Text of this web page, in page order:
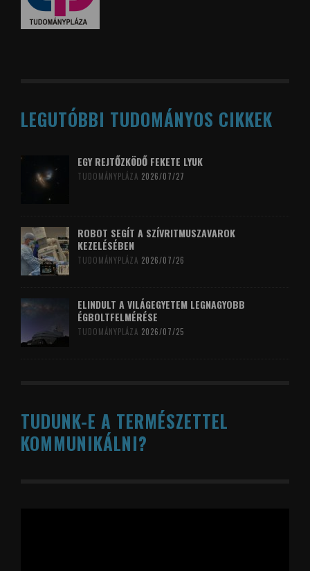
LEGUTÓBBI TUDOMÁNYOS CIKKEK
EGY REJTŐZKÖDŐ FEKETE LYUK
TUDOMÁNYPLÁZA 2026/07/27
ROBOT SEGÍT A SZÍVRITMUSZAVAROK
KEZELÉSÉBEN
TUDOMÁNYPLÁZA 2026/07/26
ELINDULT A VILÁGEGYETEM LEGNAGYOBB
ÉGBOLTFELMÉRÉSE
TUDOMÁNYPLÁZA 2026/07/25
TUDUNK-E A TERMÉSZETTEL
KOMMUNIKÁLNI?